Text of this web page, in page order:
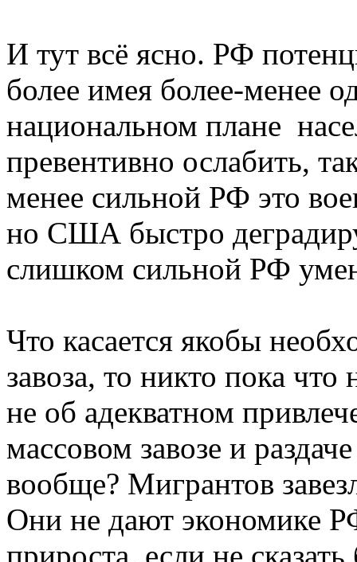
И тут всё ясно. РФ
более имея более-менее
национальном плане
превентивно ослабить,
менее сильной РФ это
но США быстро
слишком сильной РФ
Что касается якобы
завоза, то никто пока что
не об адекватном
массовом завозе и
вообще? Мигрантов
Они не дают экономике
прироста, если не